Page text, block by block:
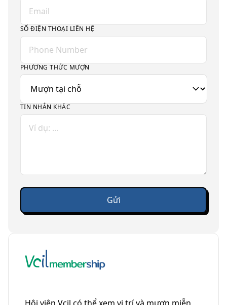
SỐ ĐIỆN THOẠI LIÊN HỆ
PHƯƠNG THỨC MƯỢN
TIN NHẮN KHÁC